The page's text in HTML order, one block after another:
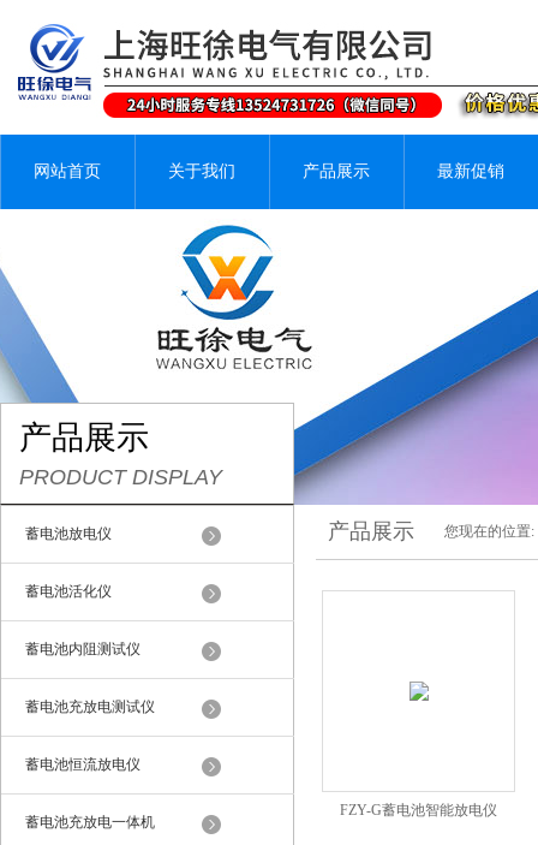
网站首页 关于我们 产品展示 最新促销
产品展示
PRODUCT DISPLAY
蓄电池放电仪
蓄电池活化仪
蓄电池内阻测试仪
蓄电池充放电测试仪
蓄电池恒流放电仪
蓄电池充放电一体机
产品展示 您现在的位置:
FZY-G蓄电池智能放电仪